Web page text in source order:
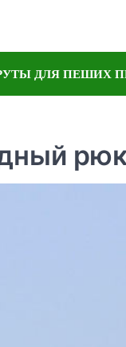
ДЛЯ ПЕШИХ